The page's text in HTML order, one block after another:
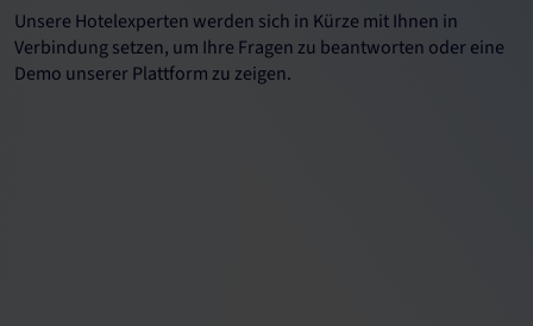
Unsere Hotelexperten werden sich in Kürze mit Ihnen in
Verbindung setzen, um Ihre Fragen zu beantworten oder eine
Demo unserer Plattform zu zeigen.